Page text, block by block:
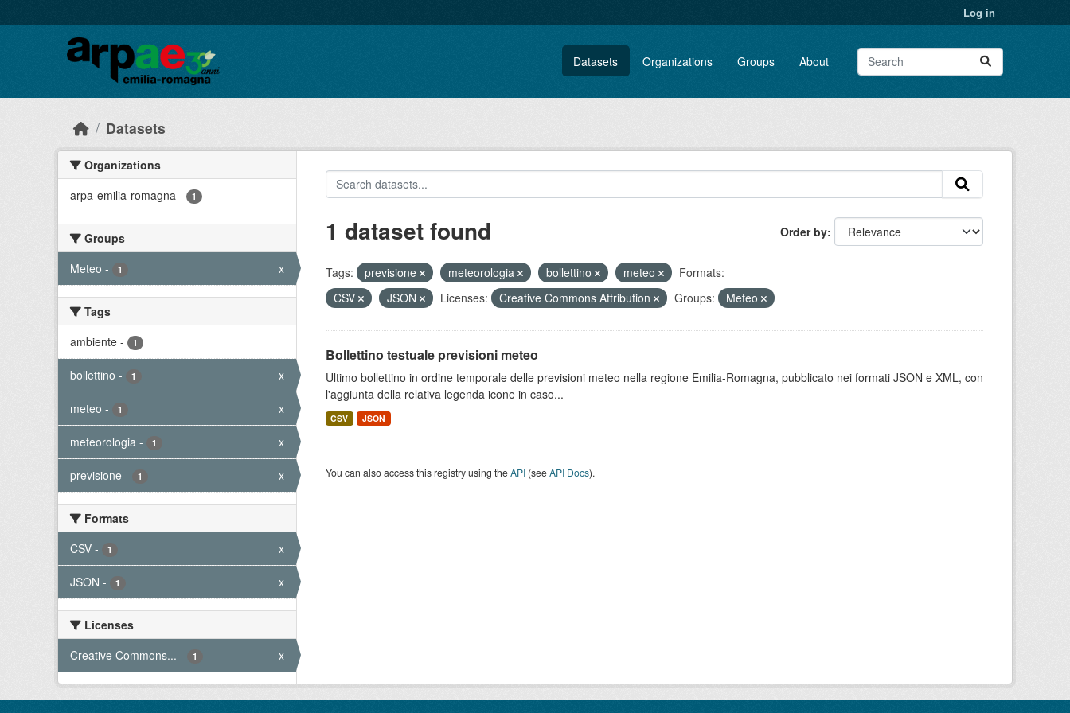
Log in
Datasets Organizations Groups About
Datasets
Organizations
arpa-emilia-romagna - 1
Groups
Meteo - 1 x
Tags
ambiente - 1
bollettino - 1 x
meteo - 1 x
meteorologia - 1 x
previsione - 1 x
Formats
CSV - 1 x
JSON - 1 x
Licenses
Creative Commons... - 1 x
Order by
1 dataset found
Tags: previsione meteorologia bollettino meteo
Formats:
CSV
JSON Licenses: Creative Commons Attribution Groups: Meteo
Bollettino testuale previsioni meteo
Ultimo bollettino in ordine temporale delle previsioni meteo nella regione Emilia-Romagna, pubblicato nei formati JSON e XML, con
l'aggiunta della relativa legenda icone in caso...
CSV JSON
You can also access this registry using theAPI(seeAPI Docs).